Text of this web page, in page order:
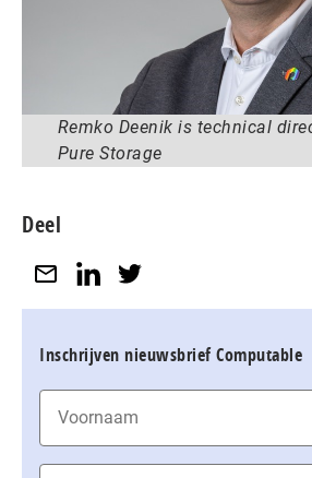
Remko Deenik is technical
Pure Storage
Deel
Inschrijven nieuwsbrief Computable